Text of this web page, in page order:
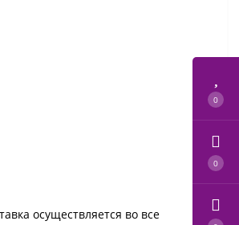
0
0
осуществляется во все